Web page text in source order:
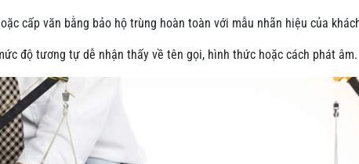
cấp văn bằng bảo hộ trùng hoàn toàn với mẫu nhãn hiệu của
độ tương tự dễ nhận thấy về tên gọi, hình thức hoặc cách phát âm.